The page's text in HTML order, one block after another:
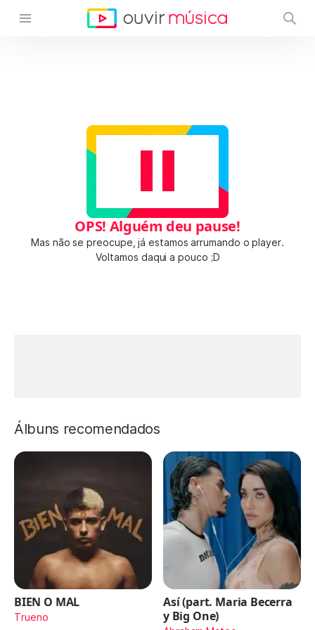
OPS! Alguém deu pause!
Mas não se preocupe, já estamos arrumando o player.
Voltamos daqui a pouco ;D
Álbuns recomendados
BIEN O MAL
Trueno
Así (part. Maria Becerra
y Big One)